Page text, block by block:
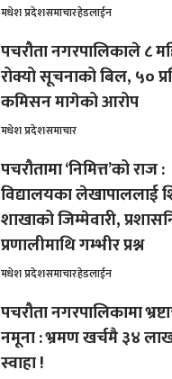
मधेश प्रदेशसमाचारहेडलाईन
पचरौता नगरपालिकाले ८
रोक्यो सूचनाको बिल, ५०
कमिसन मागेको आरोप
मधेश प्रदेशसमाचार
पचरौतामा ‘निमित्त’को राज :
विद्यालयका लेखापाललाई
शाखाको जिम्मेवारी,
प्रणालीमाथि गम्भीर प्रश्न
मधेश प्रदेशसमाचारहेडलाईन
पचरौता नगरपालिकामा
नमूना : भ्रमण खर्चमै ३४
स्वाहा !